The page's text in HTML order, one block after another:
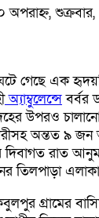
ঘটে গেছে এক
অ্যাম্বুলেন্সেবর্বর
উপরও
অন্তত ৯
দিবাগত রাত
তিলপাড়া
গ্রামের